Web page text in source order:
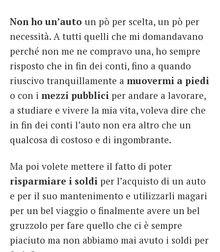
Italiano
Non ho un’auto un pò per scelta, un pò per
necessità. A tutti quelli che mi domandavano
perché non me ne compravo una, ho sempre
risposto che in fin dei conti, fino a quando
riuscivo tranquillamente a muovermi a piedi
o con i mezzi pubblici per andare a lavorare,
a studiare e vivere la mia vita, voleva dire che
in fin dei conti l’auto non era altro che un
qualcosa di costoso e di ingombrante.
Ma poi volete mettere il fatto di poter
risparmiare i soldi per l’acquisto di un auto
e per il suo mantenimento e utilizzarli magari
per un bel viaggio o finalmente avere un bel
gruzzolo per fare quello che ci è sempre
piaciuto ma non abbiamo mai avuto i soldi per